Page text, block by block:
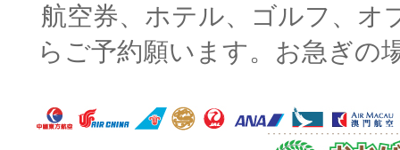
航空券、ホテル、ゴルフ、オ
らご予約願います。お急ぎの